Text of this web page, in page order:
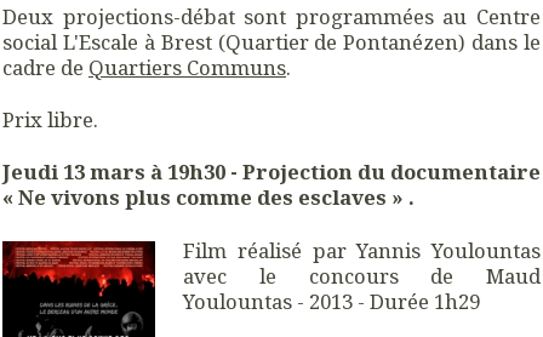
Deux projections-débat sont programmées au Centre
social L'Escale à Brest (Quartier de Pontanézen) dans le
cadre de Quartiers Communs.
Prix libre.
Jeudi 13 mars à 19h30 - Projection du documentaire
« Ne vivons plus comme des esclaves » .
Film réalisé par Yannis Youlountas
avec le concours de Maud
Youlountas - 2013 - Durée 1h29